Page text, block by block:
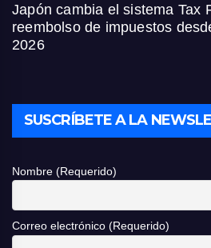
Japón cambia el sistema Tax
reembolso de impuestos
2026
SUSCRÍBETE A LA
Nombre (Requerido)
Correo electrónico (Requerido)